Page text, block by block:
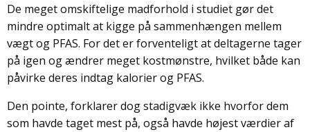
De meget omskiftelige madforhold i studiet gør det
mindre optimalt at kigge på sammenhængen mellem
vægt og PFAS. For det er forventeligt at deltagerne tager
på igen og ændrer meget kostmønstre, hvilket både kan
påvirke deres indtag kalorier og PFAS.
Den pointe, forklarer dog stadigvæk ikke hvorfor dem
som havde taget mest på, også havde højest værdier af